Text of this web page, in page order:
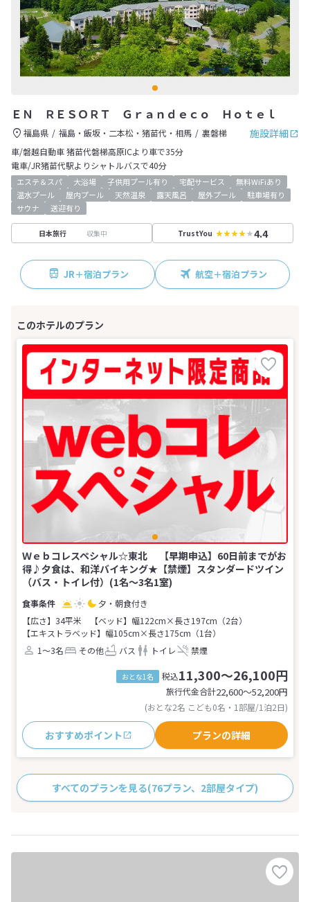
ＥＮ ＲＥＳＯＲＴ Ｇｒａｎｄｅｃｏ Ｈｏｔｅｌ
施設詳細
福島県 福島・飯坂・二本松・猪苗代・相馬
裏磐梯
車/磐越自動車 猪苗代磐梯高原ICより車で35分
電車/JR猪苗代駅よりシャトルバスで40分
エステ＆スパ 大浴場 子供用プール有り 宅配サービス
無料WiFiあり
温水プール
屋内プール 天然温泉 露天風呂 屋外プール
駐車場有り
サウナ
送迎有り
日本旅行 収集中 TrustYou 4.4
JR＋宿泊プラン 航空＋宿泊プラン
Ｗｅｂコレスペシャル☆東北 【早期申込】60日前までがお
得♪夕食は、和洋バイキング★【禁煙】スタンダードツイン
（バス・トイレ付）(1名～3名1室)
夕・朝食付き
【広さ】34平米
【ベッド】幅122cm×長さ197cm（2台）
【エキストラベッド】幅105cm×長さ175cm（1台）
1～3名
その他 バス トイレ 禁煙
おとな1名 税込11,300～26,100円
旅行代金合計22,600〜52,200円
(おとな2名 こども0名・1部屋/1泊2日)
おすすめポイント プランの詳細
すべてのプランを見る(76プラン、2部屋タイプ)